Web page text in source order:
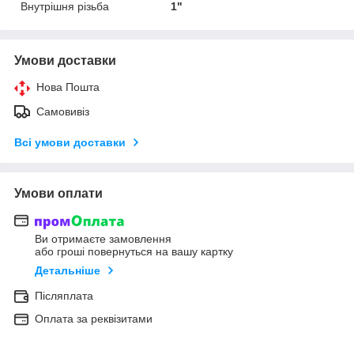
Внутрішня різьба
1"
Умови доставки
Нова Пошта
Самовивіз
Всі умови доставки
Умови оплати
Ви отримаєте замовлення
або гроші повернуться на вашу картку
Детальніше
Післяплата
Оплата за реквізитами